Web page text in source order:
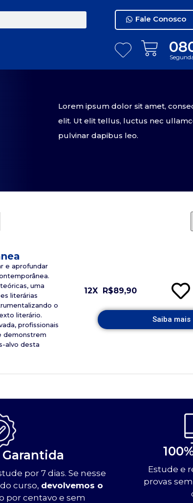
Fale Conosco
Lorem ipsum dolor sit amet,
elit. Ut elit tellus, luctus nec
pulvinar dapibus leo.
e aprofundar
uma
literárias
o
literário.
profissionais
demonstrem
alvo desta
12X R$89,90
Saiba mais
por 7 dias. Se nesse
curso, devolvemos o
por centavo e sem
Estude e
provas